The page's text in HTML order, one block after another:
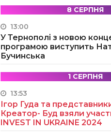
8 СЕРПНЯ
13:00
У Тернополі з новою
програмою виступить
Бучинська
1 СЕРПНЯ
13:53
Ігор Гуда та
Креатор- Буд взяли
INVEST IN UKRAINE 2024